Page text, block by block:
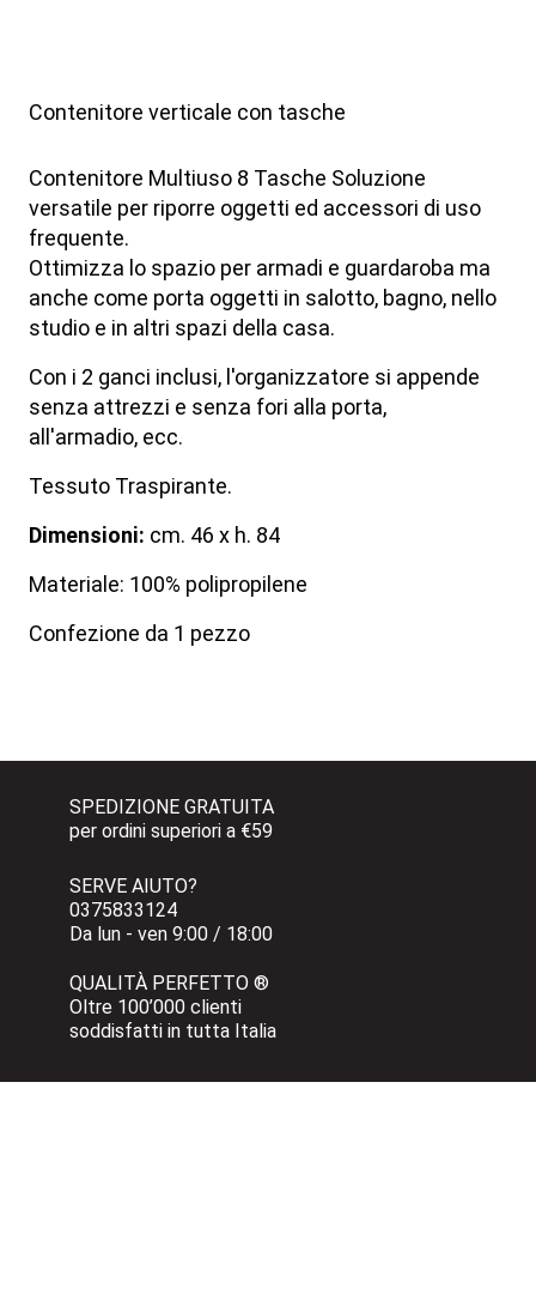
Contenitore verticale con tasche
Contenitore Multiuso 8 Tasche Soluzione
versatile per riporre oggetti ed accessori di uso
frequente.
Ottimizza lo spazio per armadi e guardaroba ma
anche come porta oggetti in salotto, bagno, nello
studio e in altri spazi della casa.
Con i 2 ganci inclusi, l'organizzatore si appende
senza attrezzi e senza fori alla porta,
all'armadio, ecc.
Tessuto Traspirante.
Dimensioni: cm. 46 x h. 84
Materiale: 100% polipropilene
Confezione da 1 pezzo
SPEDIZIONE GRATUITA
per ordini superiori a €59
SERVE AIUTO?
0375833124
Da lun - ven 9:00 / 18:00
QUALITÀ PERFETTO ®
Oltre 100’000 clienti
soddisfatti in tutta Italia